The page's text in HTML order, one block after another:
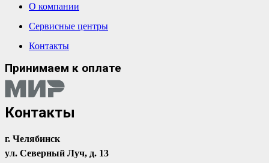
О компании
Сервисные центры
Контакты
Принимаем к оплате
Контакты
г. Челябинск
ул. Северный Луч, д. 13